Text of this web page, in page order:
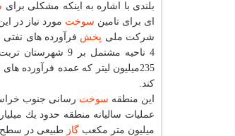
بلندی با اشاره به اینكه مشكلی برای
ای برای تامین سوخت مورد نیاز در
شركت ملی پخش فرآورده های نفتی
4 ناحیه مشتمل
كند.
این منطقه سوخت رسانی جنوب
عملیات سالیانه منطقه حدود یك میلیارد و 300 میلیون لیتر
میلیون متر مكعب گاز طبیعی در